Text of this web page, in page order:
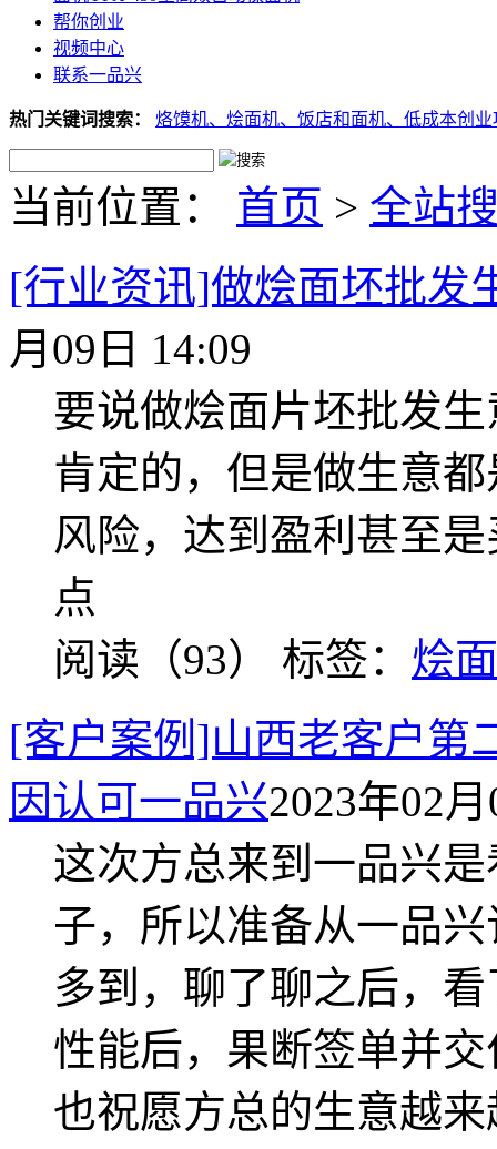
帮你创业
视频中心
联系一品兴
热门关键词搜索： 烙馍机、 烩面机、 饭店和面机、 低成本创业
当前位置： 首页 > 全站
[行业资讯]做烩面坯批发
月09日 14:09
要说做烩面片坯批发
肯定的，但是做生意
风险，达到盈利甚至
点
阅读（93） 标签： 烩
[客户案例]山西老客户第
因认可一品兴2023年02
这次方总来到一品兴
子，所以准备从一品
多到，聊了聊之后，
性能后，果断签单并
也祝愿方总的生意越